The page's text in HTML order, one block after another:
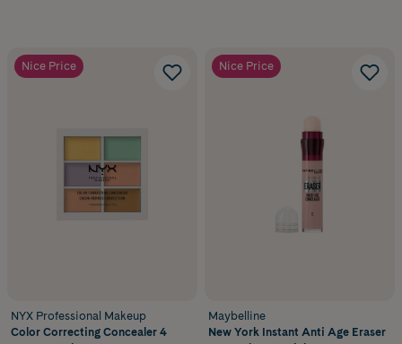
Nice Price
NYX Professional Makeup
Color Correcting Concealer 4
Nice Price
Maybelline
New York Instant Anti Age Eraser